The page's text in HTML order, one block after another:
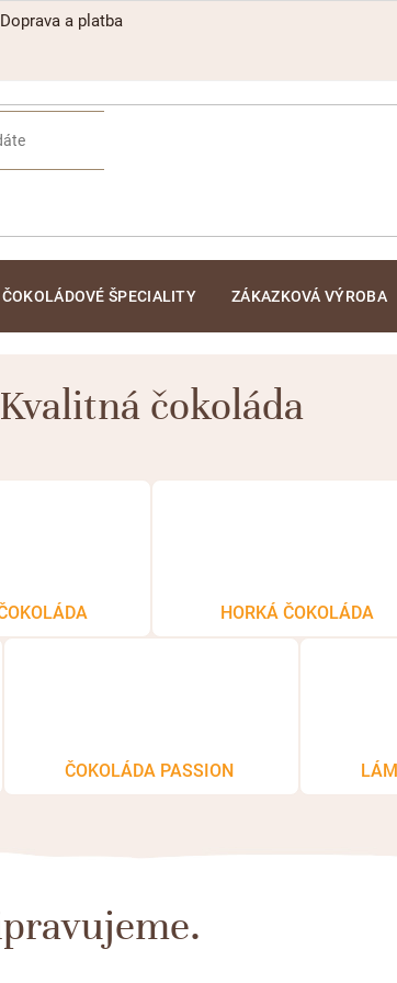
Doprava a platba
ČOKOLÁDOVÉ ŠPECIALITY ZÁKAZKOVÁ VÝROBA
Kvalitná čokoláda
HORKÁ ČOKOLÁDA
ČOKOLÁDA PASSION